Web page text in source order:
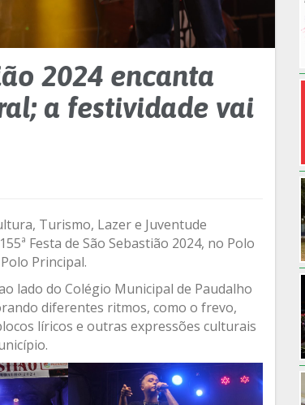
2024 encanta
a festividade vai
Turismo, Lazer e Juventude
Festa de São Sebastião 2024, no Polo
Principal.
lado do Colégio Municipal de Paudalho
diferentes ritmos, como o frevo,
líricos e outras expressões culturais